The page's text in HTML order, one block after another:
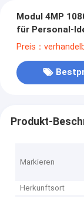
Modul 4MP
für Personal-
Preis：
Produkt-
Markieren
Herkunftsort